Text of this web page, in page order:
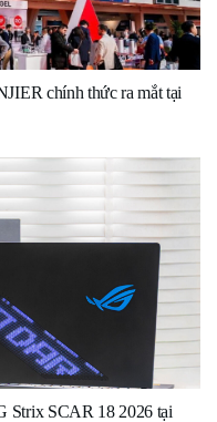
chính thức ra mắt tại
Strix SCAR 18 2026 tại